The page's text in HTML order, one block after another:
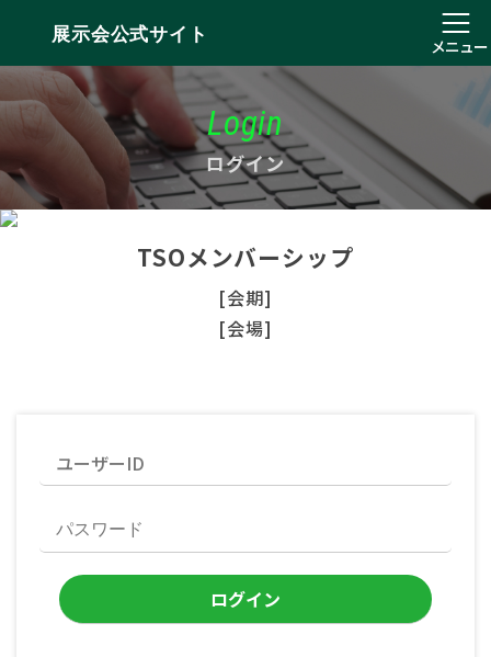
展示会公式サイト
メニュー
Login
ログイン
TSOメンバーシップ
[会期]
[会場]